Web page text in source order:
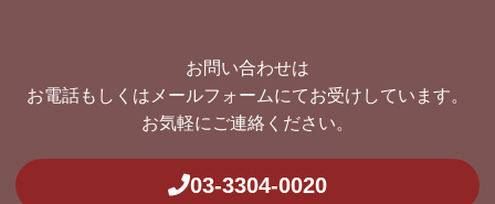
お問い合わせは
お電話もしくはメールフォームにてお受けしています。
お気軽にご連絡ください。
03-3304-0020